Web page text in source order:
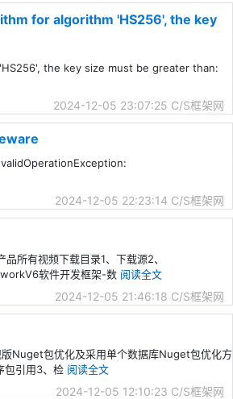
for algorithm 'HS256', the key
the key size must be greater than:
2024-12-05 23:07:25 C/S框架网
2024-12-05 22:23:14 C/S框架网
所有视频下载目录1、下载源2、
软件开发框架-数 阅读全文
2024-12-05 21:46:18 C/S框架网
Nuget包优化及采用单个数据库Nuget包优化方
包引用3、检 阅读全文
2024-12-05 12:10:23 C/S框架网